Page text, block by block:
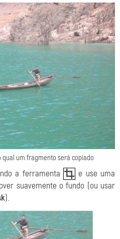
um fragmento será copiado
a ferramenta
e use uma
suavemente o fundo (ou usar
).